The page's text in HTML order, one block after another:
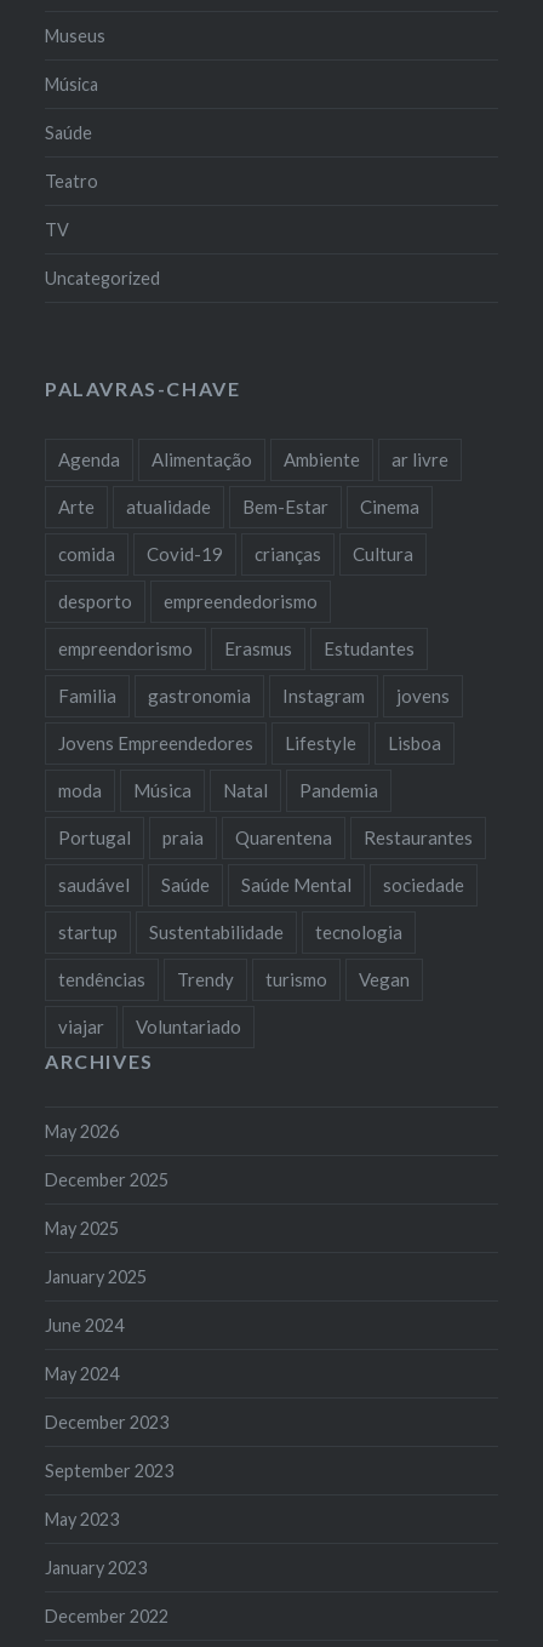
Museus
Música
Saúde
Teatro
TV
Uncategorized
PALAVRAS-CHAVE
Agenda Alimentação Ambiente ar livre
Arte atualidade Bem-Estar Cinema
comida Covid-19 crianças Cultura
desporto empreendedorismo
empreendorismo Erasmus Estudantes
Familia gastronomia Instagram jovens
Jovens Empreendedores Lifestyle Lisboa
moda Música Natal Pandemia
Portugal praia Quarentena Restaurantes
saudável Saúde Saúde Mental sociedade
startup Sustentabilidade tecnologia
tendências Trendy turismo Vegan
viajar Voluntariado
ARCHIVES
May 2026
December 2025
May 2025
January 2025
June 2024
May 2024
December 2023
September 2023
May 2023
January 2023
December 2022